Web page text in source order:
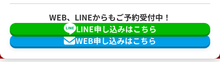
WEB、LINEからもご予約受付中！
WEB申し込みはこちら
LINE申し込みはこちら